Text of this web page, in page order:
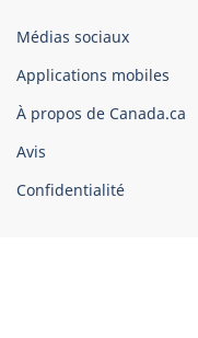
Organisation
gouvernement
du
Canada
Médias sociaux
Applications mobiles
À propos de Canada.ca
Avis
Confidentialité